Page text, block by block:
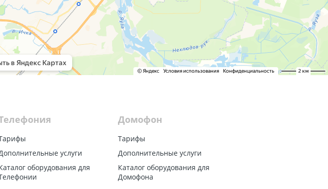
услуги
оборудования для
Домофон
Тарифы
Дополнительные услуги
Каталог оборудования для
Домофона